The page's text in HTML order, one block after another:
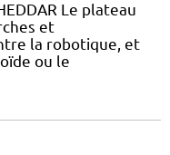
Le plateau
et
la robotique, et
ou le